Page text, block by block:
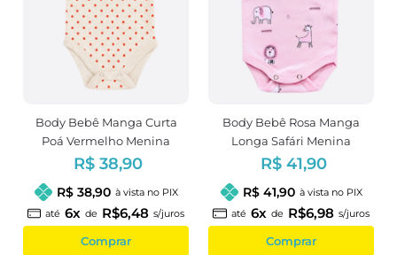
Body Bebê Manga Curta
Poá Vermelho Menina
R$ 38,90
R$ 38,90 à vista no PIX
até 6x de R$6,48 s/juros
Comprar
Body Bebê Rosa Manga
Longa Safári Menina
R$ 41,90
R$ 41,90 à vista no PIX
até 6x de R$6,98 s/juros
Comprar